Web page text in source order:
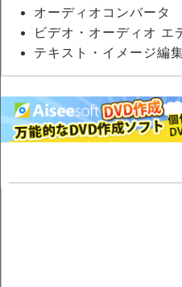
オーディオコンバータ
ビデオ・オーディオ エ
テキスト・イメージ編